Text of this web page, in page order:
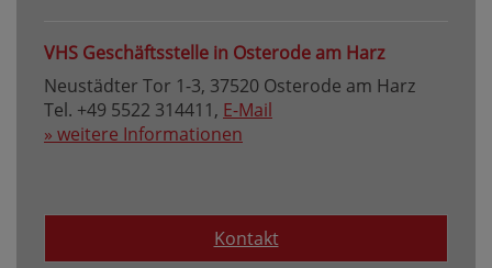
VHS Geschäftsstelle in Osterode am Harz
Neustädter Tor 1-3, 37520 Osterode am Harz
Tel. +49 5522 314411, E-Mail
» weitere Informationen
Kontakt